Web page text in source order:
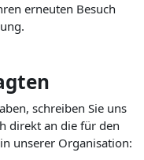
erneuten Besuch
schreiben Sie uns
direkt an die für den
unserer Organisation: